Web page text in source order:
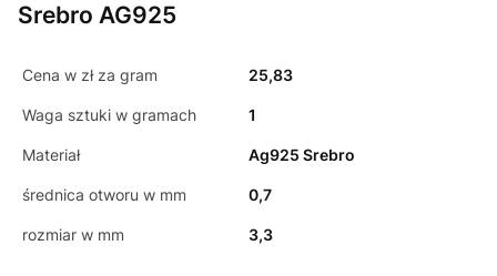
Srebro AG925
Cena w zł za gram 25,83
Waga sztuki w gramach 1
Materiał Ag925 Srebro
średnica otworu w mm 0,7
rozmiar w mm 3,3